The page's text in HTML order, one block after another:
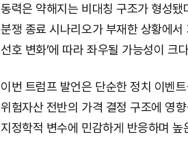
동력은 약해지는 비대칭 구조가 형성
분쟁 종료 시나리오가 부재한 상황에서
선호 변화’에 따라 좌우될 가능성이 크
이번 트럼프 발언은 단순한 정치 이벤
위험자산 전반의 가격 결정 구조에 영
지정학적 변수에 민감하게 반응하며